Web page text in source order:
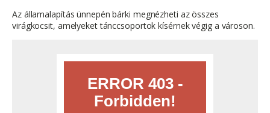
Az államalapítás ünnepén bárki megnézheti az összes
virágkocsit, amelyeket tánccsoportok kísérnek végig a városon.